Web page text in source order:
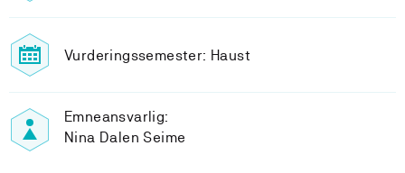
Vurderingssemester: Haust
Emneansvarlig:
Nina Dalen Seime